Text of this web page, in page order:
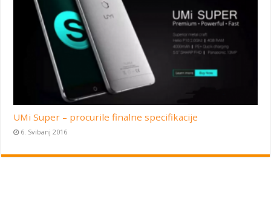
UMi Super – procurile finalne specifikacije
6. Svibanj 2016